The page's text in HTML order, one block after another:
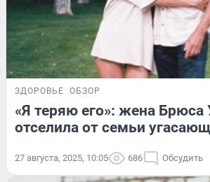
ЗДОРОВЬЕ ОБЗОР
«Я теряю его»: жена Брюса
отселила от семьи
27 августа, 2025, 10:05 686 Обсудить